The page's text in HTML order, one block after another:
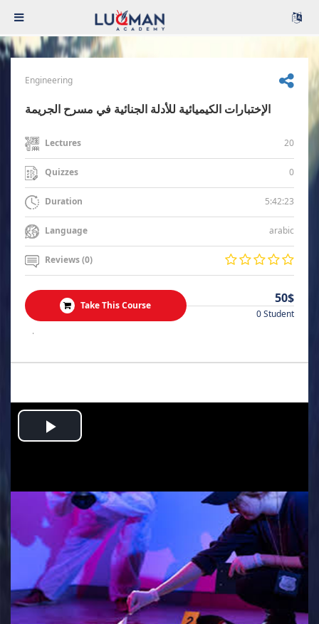
Engineering
الإختبارات الكيميائية للأدلة الجنائية في مسرح الجريمة
Lectures 20
Quizzes 0
Duration 5:42:23
Language arabic
Reviews (0)
Take This Course 50$
0 Student
.
Play